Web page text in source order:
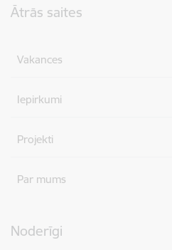
Ātrās saites
Vakances
Iepirkumi
Projekti
Par mums
Noderīgi